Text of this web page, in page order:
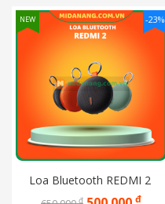
Loa Bluetooth REDMI 2
đ đ
-23%
NEW